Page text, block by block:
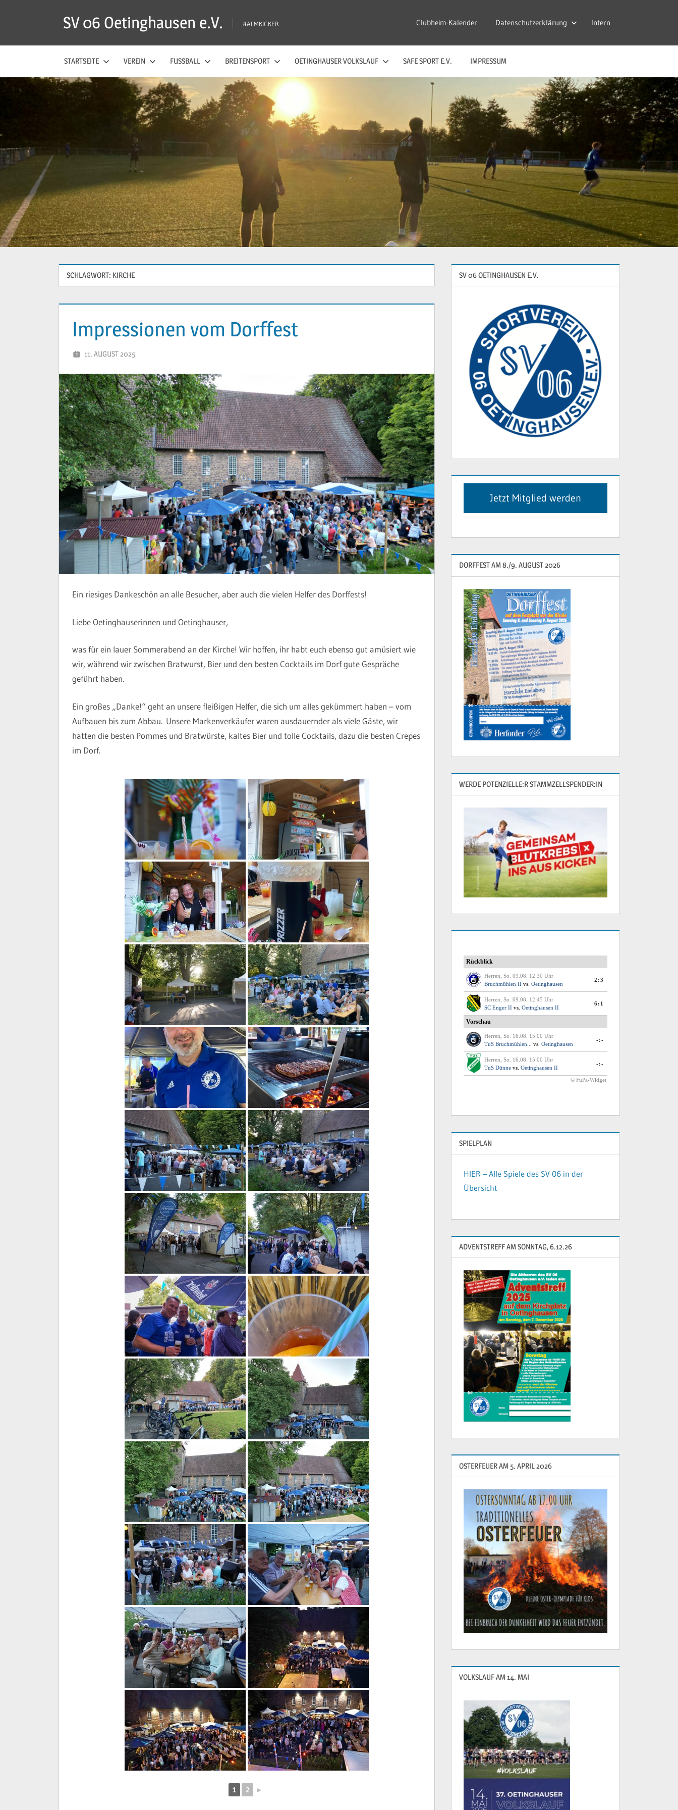
SV 06 Oetinghausen e.V. #ALMKICKER Clubheim-Kalender Datenschutzerklärung Intern
STARTSEITE VEREIN FUSSBALL BREITENSPORT OETINGHAUSER VOLKSLAUF SAFE SPORT E.V. IMPRESSUM
SCHLAGWORT: KIRCHE
Impressionen vom Dorffest
11. AUGUST 2025
Ein riesiges Dankeschön an alle Besucher, aber auch die vielen Helfer des Dorffests!
Liebe Oetinghauserinnen und Oetinghauser,
was für ein lauer Sommerabend an der Kirche! Wir hoffen, ihr habt euch ebenso gut amüsiert wie
wir, während wir zwischen Bratwurst, Bier und den besten Cocktails im Dorf gute Gespräche
geführt haben.
Ein großes „Danke!“ geht an unsere fleißigen Helfer, die sich um alles gekümmert haben – vom
Aufbauen bis zum Abbau. Unsere Markenverkäufer waren ausdauernder als viele Gäste, wir
hatten die besten Pommes und Bratwürste, kaltes Bier und tolle Cocktails, dazu die besten Crepes
im Dorf.
1 2 ►
SV 06 OETINGHAUSEN E.V.
Jetzt Mitglied werden
DORFFEST AM 8./9. AUGUST 2026
WERDE POTENZIELLE:R STAMMZELLSPENDER:IN
SPIELPLAN
HIER – Alle Spiele des SV 06 in der
Übersicht
ADVENTSTREFF AM SONNTAG, 6.12.26
OSTERFEUER AM 5. APRIL 2026
VOLKSLAUF AM 14. MAI